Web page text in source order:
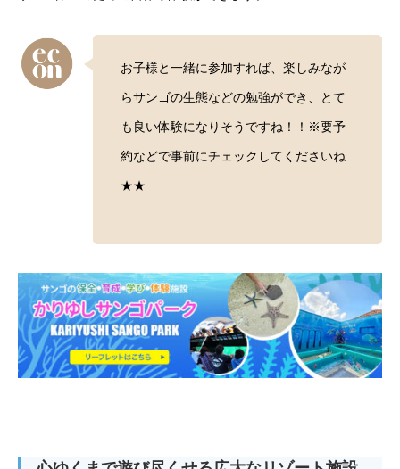
お子様と一緒に参加すれば、楽しみなが
らサンゴの生態などの勉強ができ、とて
も良い体験になりそうですね！！※要予
約などで事前にチェックしてくださいね
★★